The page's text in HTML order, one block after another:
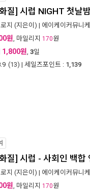
질] 시럽 NIGHT 첫날
지 (지은이) | 에이케이커뮤니
원, 마일리지 170원
1,800원, 3일
(13) | 세일즈포인트 : 1,139
질] 시럽 - 사회인 백합
지 (지은이) | 에이케이커뮤니
원, 마일리지 170원